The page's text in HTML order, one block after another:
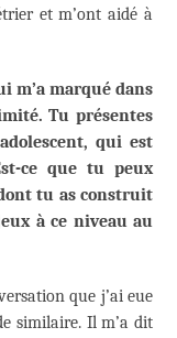
et m’ont aidé à
m’a marqué dans
Tu présentes
qui est
ce que tu peux
tu as construit
à ce niveau au
que j’ai eue
similaire. Il m’a dit